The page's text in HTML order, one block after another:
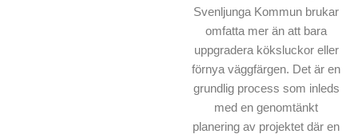
Svenljunga Kommun brukar
omfatta mer än att bara
uppgradera köksluckor eller
förnya väggfärgen. Det är en
grundlig process som inleds
med en genomtänkt
planering av projektet där en